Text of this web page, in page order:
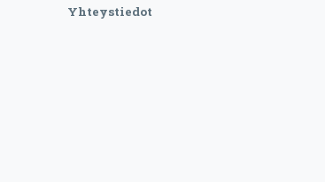
Yhteystiedot